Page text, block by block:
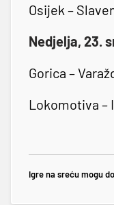
Osijek –
Nedjelja, 23.
Gorica –
Lokomotiva –
Igre na sreću mogu